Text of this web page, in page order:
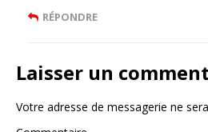
RÉPONDRE
Laisser un
Votre adresse de messagerie ne